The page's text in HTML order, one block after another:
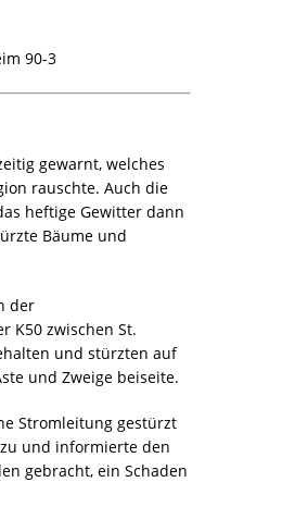
90-3
gewarnt, welches
rauschte. Auch die
heftige Gewitter dann
Bäume und
der
K50 zwischen St.
und stürzten auf
und Zweige beiseite.
Stromleitung gestürzt
und informierte den
gebracht, ein Schaden